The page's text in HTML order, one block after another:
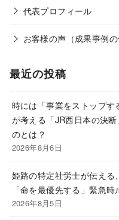
代表プロフィール
お客様の声（成果事例の
最近の投稿
時には「事業をストップ
が考える「JR西日本の決
のとは？
2026年8月6日
姫路の特定社労士が伝え
「命を最優先する」緊急
2026年8月5日